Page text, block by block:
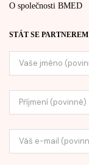
O společnosti BMED
STÁT SE PARTNEREM